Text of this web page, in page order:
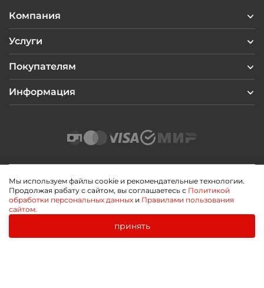
Компания
Услуги
Покупателям
Информация
2026 © Профиль Центр
Политика конфиденциальности
Разработано
0
Мы используем файлы cookie и рекомендательные технологии.
Продолжая рабату с сайтом, вы соглашаетесь с Политикой
обработки персональных данных и Правилами пользования
сайтом.
принять